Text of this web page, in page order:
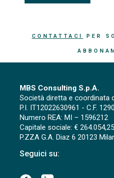
CONTATTACI PER
MBS Consulting S.p.A.
Società diretta e coordinata
P.I. IT12022630961 - C.F.
Numero REA: MI – 1596212
Capitale sociale: €
P.ZZA G.A. Diaz 6 20123
Seguici su: